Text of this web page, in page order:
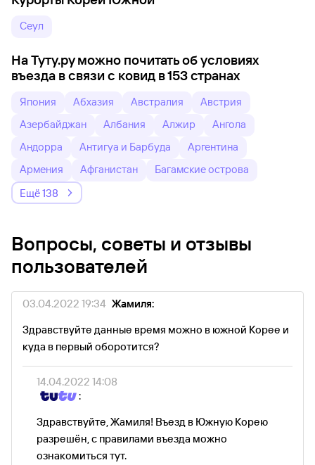
Сеул
На Туту.ру можно почитать об условиях
въезда в связи с ковид в 153 странах
Япония Абхазия Австралия
Австрия
Азербайджан
Албания Алжир
Ангола
Андорра
Антигуа и Барбуда
Аргентина
Армения
Афганистан
Багамские острова
Ещё 138
Вопросы, советы и отзывы
пользователей
03.04.2022 19:34 Жамиля:
Здравствуйте данные время можно в южной Корее и
куда в первый оборотится?
14.04.2022 14:08
:
Здравствуйте, Жамиля! Въезд в Южную Корею
разрешён, с правилами въезда можно
ознакомиться тут.